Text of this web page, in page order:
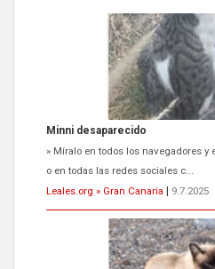
Minni desaparecido
» Míralo en todos los navegadores y
o en todas las redes sociales c...
Leales.org » Gran Canaria | 9.7.2025